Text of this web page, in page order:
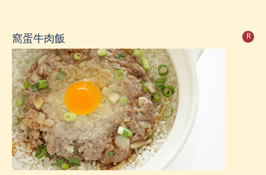
窩蛋牛肉飯 R